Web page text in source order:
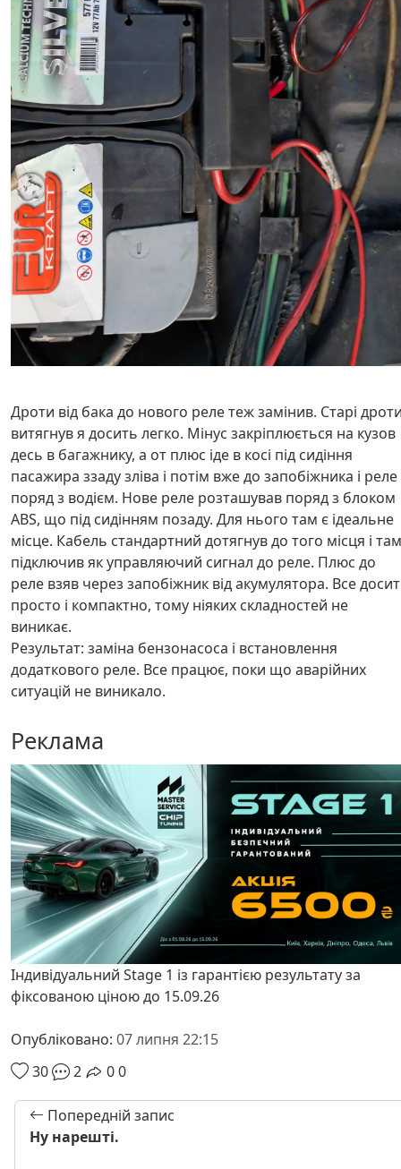
Дроти від бака до нового реле теж замінив. Старі
витягнув я досить легко. Мінус закріплюється на кузов
десь в багажнику, а от плюс іде в косі під сидіння
пасажира ззаду зліва і потім вже до запобіжника і реле
поряд з водієм. Нове реле розташував поряд з блоком
ABS, що під сидінням позаду. Для нього там є ідеальне
місце. Кабель стандартний дотягнув до того місця і там
підключив як управляючий сигнал до реле. Плюс до
реле взяв через запобіжник від акумулятора. Все
просто і компактно, тому ніяких складностей не
виникає.
Результат: заміна бензонасоса і встановлення
додаткового реле. Все працює, поки що аварійних
ситуацій не виникало.
Реклама
Індивідуальний Stage 1 із гарантією результату за
фіксованою ціною до 15.09.26
Опубліковано: 07 липня 22:15
30
2 00
Попередній запис
Ну нарешті.